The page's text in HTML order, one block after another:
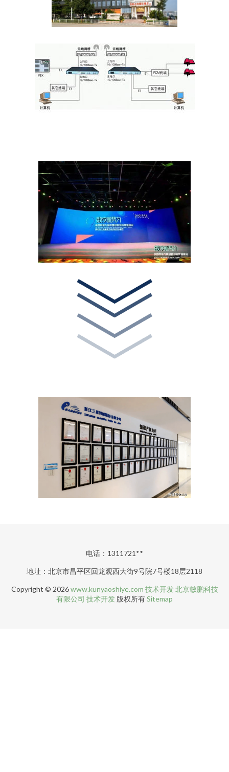
电话：1311721**
地址：北京市昌平区回龙观西大街9号院7号楼18层2118
Copyright © 2026www.kunyaoshiye.com 技术开发 北京敏鹏科技
有限公司 技术开发 版权所有Sitemap